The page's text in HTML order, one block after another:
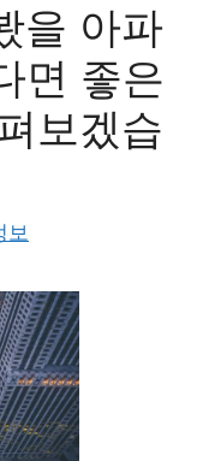
을 아파
면 좋은
보겠습
보